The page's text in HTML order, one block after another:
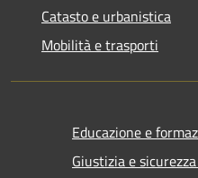
Catasto e urbanistica
Mobilità e trasporti
Educazione e
Giustizia e